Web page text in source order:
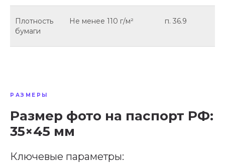
Плотность
бумаги
Не менее 110 г/м² п. 36.9
РАЗМЕРЫ
Размер фото на паспорт РФ:
35×45 мм
Ключевые параметры: